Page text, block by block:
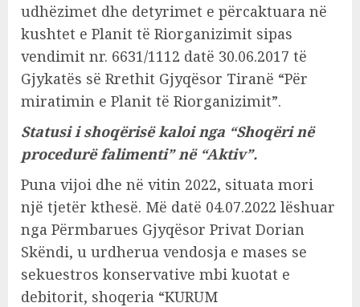
udhëzimet dhe detyrimet e përcaktuara në
kushtet e Planit të Riorganizimit sipas
vendimit nr. 6631/1112 datë 30.06.2017 të
Gjykatës së Rrethit Gjyqësor Tiranë “Për
miratimin e Planit të Riorganizimit”.
Statusi i shoqërisë kaloi nga “Shoqëri në
procedurë falimenti” në “Aktiv”.
Puna vijoi dhe në vitin 2022, situata mori
një tjetër kthesë. Më datë 04.07.2022 lëshuar
nga Përmbarues Gjyqësor Privat Dorian
Skëndi, u urdherua vendosja e mases se
sekuestros konservative mbi kuotat e
debitorit, shoqeria “KURUM